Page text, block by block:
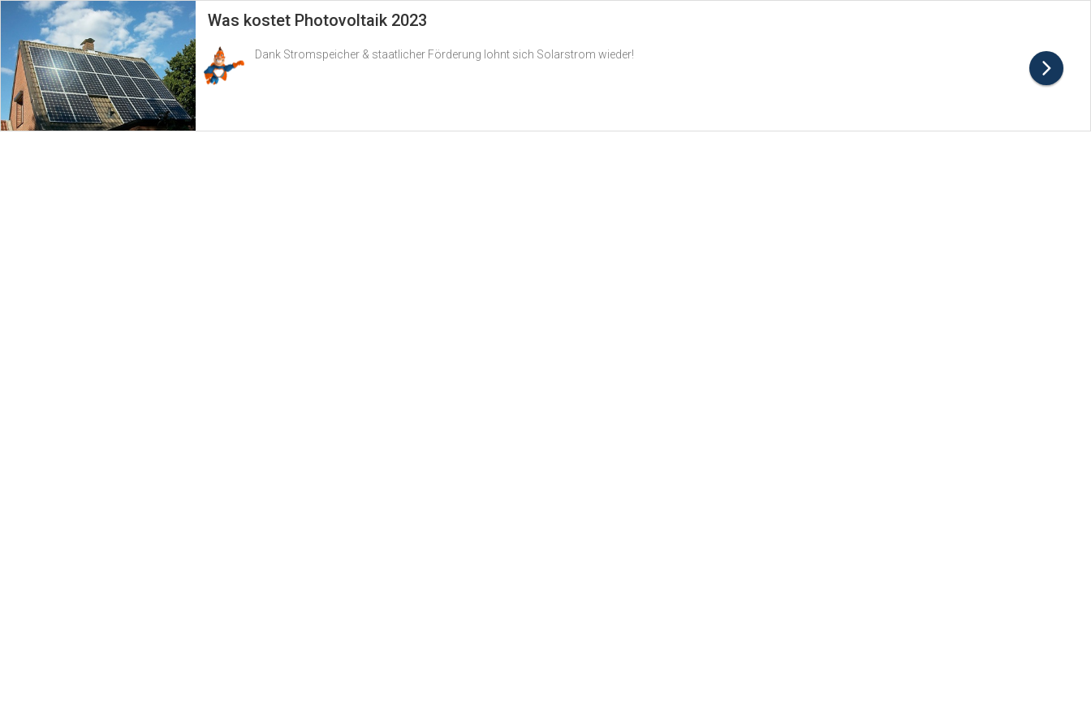
Was kostet Photovoltaik 2023
Dank Stromspeicher & staatlicher Förderung lohnt sich Solarstrom wieder!